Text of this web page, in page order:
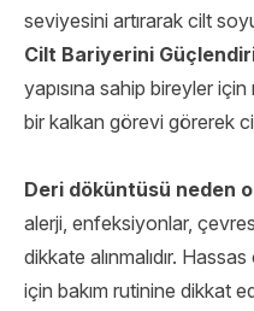
seviyesini artırarak cilt
Cilt Bariyerini
yapısına sahip bireyler
bir kalkan görevi görerek
Deri döküntüsü neden
alerji, enfeksiyonlar,
dikkate alınmalıdır.
için bakım rutinine dikkat